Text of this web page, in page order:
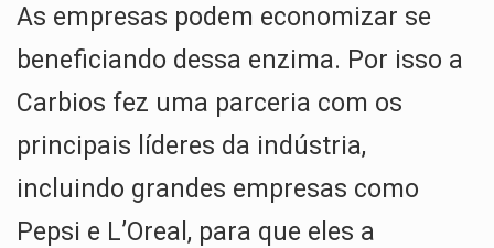
As empresas podem economizar se
beneficiando dessa enzima. Por isso a
Carbios fez uma parceria com os
principais líderes da indústria,
incluindo grandes empresas como
Pepsi e L’Oreal, para que eles a